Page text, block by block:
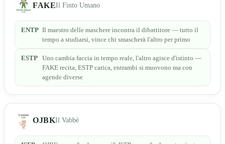
FAKEIl Finto Umano
ENTP Il maestro delle maschere incontra il dibattitore — tutto il
tempo a studiarsi, vince chi smascherà l'altro per primo
ESTP Uno cambia faccia in tempo reale, l'altro agisce d'istinto —
FAKE recita, ESTP carica, entrambi si muovono ma con
agende diverse
OJBKIl Vabbè